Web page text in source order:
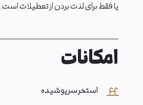
یا فقط برای لذت بردن از تعطیلات است.
امکانات
استخر سر پوشیده